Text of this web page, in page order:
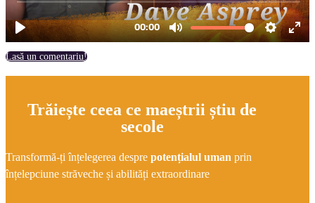
Lasă un comentariu!
Trăiește ceea ce maeștrii știu de
secole
Transformă-ți înțelegerea despre potențialul uman prin
înțelepciune străveche și abilități extraordinare